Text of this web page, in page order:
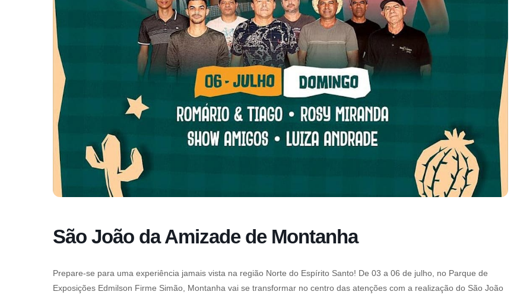
São João da Amizade de Montanha
Prepare-se para uma experiência jamais vista na região Norte do Espírito Santo! De 03 a 06 de julho, no Parque de
Exposições Edmilson Firme Simão, Montanha vai se transformar no centro das atenções com a realização do São João